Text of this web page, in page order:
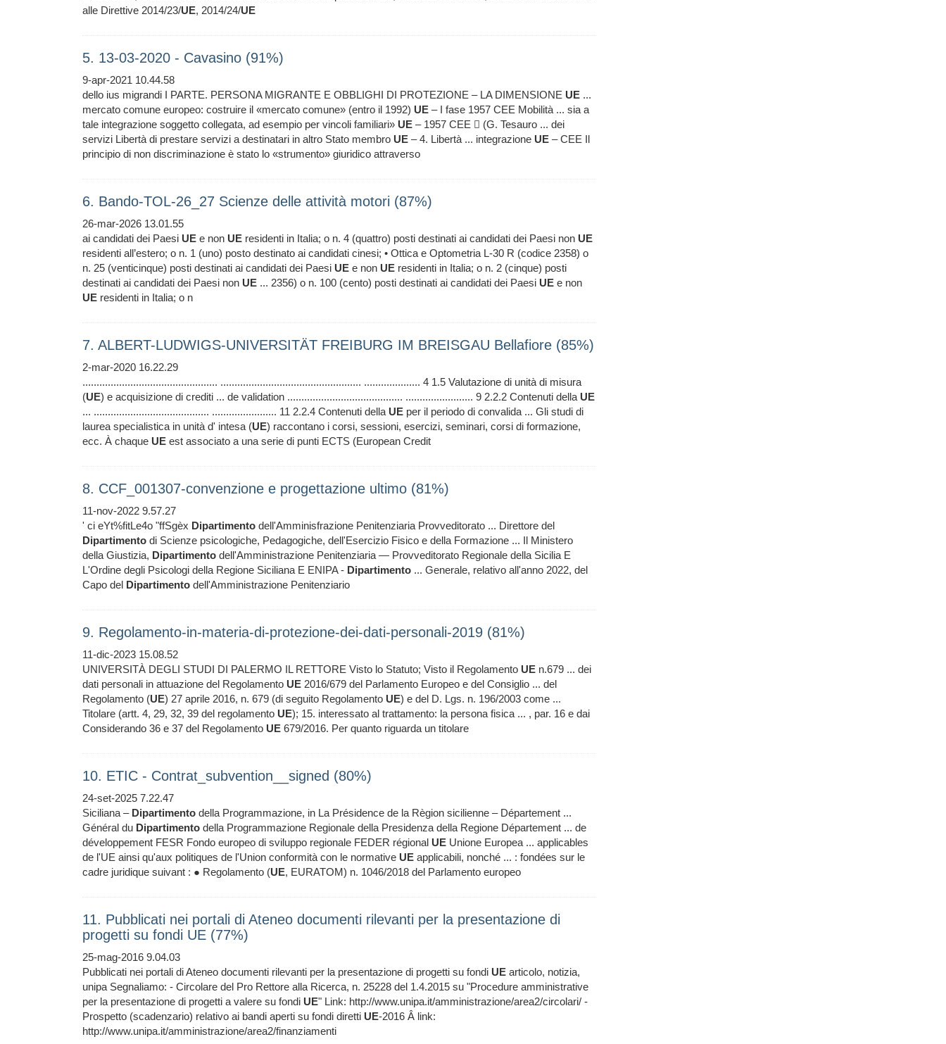
alle Direttive 2014/23/UE, 2014/24/UE
5. 13-03-2020 - Cavasino (91%)
9-apr-2021 10.44.58
dello ius migrandi I PARTE. PERSONA MIGRANTE E OBBLIGHI DI PROTEZIONE – LA DIMENSIONE UE ...
mercato comune europeo: costruire il «mercato comune» (entro il 1992) UE – I fase 1957 CEE Mobilità ... sia a
tale integrazione soggetto collegata, ad esempio per vincoli familiari» UE – 1957 CEE  (G. Tesauro ... dei
servizi Libertà di prestare servizi a destinatari in altro Stato membro UE – 4. Libertà ... integrazione UE – CEE Il
principio di non discriminazione è stato lo «strumento» giuridico attraverso
6. Bando-TOL-26_27 Scienze delle attività motori (87%)
26-mar-2026 13.01.55
ai candidati dei Paesi UE e non UE residenti in Italia; o n. 4 (quattro) posti destinati ai candidati dei Paesi non UE
residenti all’estero; o n. 1 (uno) posto destinato ai candidati cinesi; • Ottica e Optometria L-30 R (codice 2358) o
n. 25 (venticinque) posti destinati ai candidati dei Paesi UE e non UE residenti in Italia; o n. 2 (cinque) posti
destinati ai candidati dei Paesi non UE ... 2356) o n. 100 (cento) posti destinati ai candidati dei Paesi UE e non
UE residenti in Italia; o n
7. ALBERT-LUDWIGS-UNIVERSITÄT FREIBURG IM BREISGAU Bellafiore (85%)
2-mar-2020 16.22.29
................................................ .................................................. .................... 4 1.5 Valutazione di unità di misura
(UE) e acquisizione di crediti ... de validation ......................................... ........................ 9 2.2.2 Contenuti della UE
... ......................................... ....................... 11 2.2.4 Contenuti della UE per il periodo di convalida ... Gli studi di
laurea specialistica in unità d' intesa (UE) raccontano i corsi, sessioni, esercizi, seminari, corsi di formazione,
ecc. À chaque UE est associato a una serie di punti ECTS (European Credit
8. CCF_001307-convenzione e progettazione ultimo (81%)
11-nov-2022 9.57.27
' ci eYt%fitLe4o "ffSgèx Dipartimento dell'Amminisfrazione Penitenziaria Provveditorato ... Direttore del
Dipartimento di Scienze psicologiche, Pedagogiche, dell'Esercizio Fisico e della Formazione ... Il Ministero
della Giustizia, Dipartimento dell'Amministrazione Penitenziaria — Provveditorato Regionale della Sicilia E
L'Ordine degli Psicologi della Regione Siciliana E ENIPA - Dipartimento ... Generale, relativo all'anno 2022, del
Capo del Dipartimento dell'Amministrazione Penitenziario
9. Regolamento-in-materia-di-protezione-dei-dati-personali-2019 (81%)
11-dic-2023 15.08.52
UNIVERSITÀ DEGLI STUDI DI PALERMO IL RETTORE Visto lo Statuto; Visto il Regolamento UE n.679 ... dei
dati personali in attuazione del Regolamento UE 2016/679 del Parlamento Europeo e del Consiglio ... del
Regolamento (UE) 27 aprile 2016, n. 679 (di seguito Regolamento UE) e del D. Lgs. n. 196/2003 come ...
Titolare (artt. 4, 29, 32, 39 del regolamento UE); 15. interessato al trattamento: la persona fisica ... , par. 16 e dai
Considerando 36 e 37 del Regolamento UE 679/2016. Per quanto riguarda un titolare
10. ETIC - Contrat_subvention__signed (80%)
24-set-2025 7.22.47
Siciliana – Dipartimento della Programmazione, in La Présidence de la Règion sicilienne – Département ...
Général du Dipartimento della Programmazione Regionale della Presidenza della Regione Département ... de
développement FESR Fondo europeo di sviluppo regionale FEDER régional UE Unione Europea ... applicables
de l'UE ainsi qu'aux politiques de l'Union conformità con le normative UE applicabili, nonché ... : fondées sur le
cadre juridique suivant : ● Regolamento (UE, EURATOM) n. 1046/2018 del Parlamento europeo
11. Pubblicati nei portali di Ateneo documenti rilevanti per la presentazione di
progetti su fondi UE (77%)
25-mag-2016 9.04.03
Pubblicati nei portali di Ateneo documenti rilevanti per la presentazione di progetti su fondi UE articolo, notizia,
unipa Segnaliamo: - Circolare del Pro Rettore alla Ricerca, n. 25228 del 1.4.2015 su "Procedure amministrative
per la presentazione di progetti a valere su fondi UE" Link: http://www.unipa.it/amministrazione/area2/circolari/ -
Prospetto (scadenzario) relativo ai bandi aperti su fondi diretti UE-2016 Â link:
http://www.unipa.it/amministrazione/area2/finanziamenti